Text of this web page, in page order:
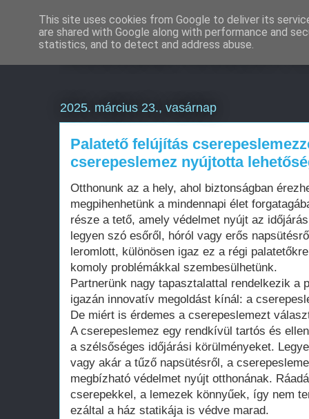
Weboldal készítés
2025. március 23., vasárnap
Palatető felújítás
cserepeslemez nyújtotta
Otthonunk az a hely, ahol biztonságban
megpihenhetünk a mindennapi élet
része a tető, amely védelmet nyújt az
legyen szó esőről, hóról vagy erős
leromlott, különösen igaz ez a régi
komoly problémákkal szembesülhetünk.
Partnerünk nagy tapasztalattal rendelkezik a
igazán innovatív megoldást kínál: a
De miért is érdemes a cserepeslemezt
A cserepeslemez egy rendkívül tartós és
a szélsőséges időjárási körülményeket.
vagy akár a tűző napsütésről, a
megbízható védelmet nyújt otthonának.
cserepekkel, a lemezek könnyűek, így nem
ezáltal a ház statikája is védve marad.
This site uses cookies from Google to deliver its
are shared with Google along with performance and
statistics, and to detect and address abuse.